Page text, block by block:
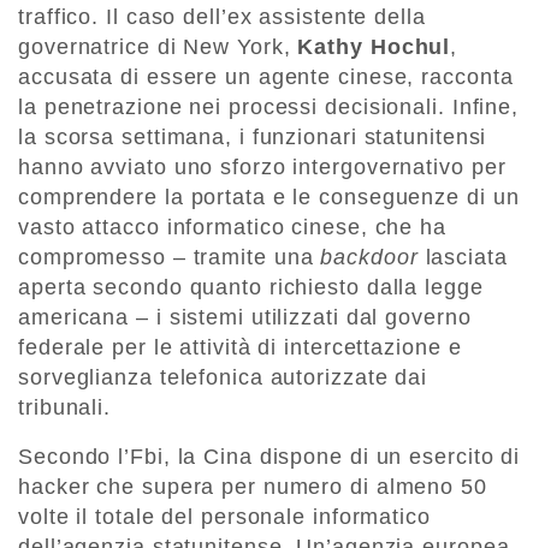
traffico. Il caso dell’ex assistente della
governatrice di New York, Kathy Hochul,
accusata di essere un agente cinese, racconta
la penetrazione nei processi decisionali. Infine,
la scorsa settimana, i funzionari statunitensi
hanno avviato uno sforzo intergovernativo per
comprendere la portata e le conseguenze di un
vasto attacco informatico cinese, che ha
compromesso – tramite unabackdoorlasciata
aperta secondo quanto richiesto dalla legge
americana – i sistemi utilizzati dal governo
federale per le attività di intercettazione e
sorveglianza telefonica autorizzate dai
tribunali.
Secondo l’Fbi, la Cina dispone di un esercito di
hacker che supera per numero di almeno 50
volte il totale del personale informatico